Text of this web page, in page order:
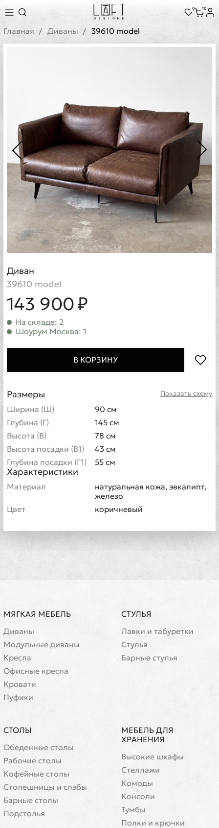
0 10
Главная Диваны 39610 model
Диван
39610 model
143 900 ₽
На складе: 2
Шоурум Москва: 1
В КОРЗИНУ
Показать схему
Размеры
Ширина (Ш)
90 см
Глубина (Г)
145 см
Высота (В)
78 см
Высота посадки (В1)
43 см
Глубина посадки (Г1)
55 см
Характеристики
Материал
натуральная кожа, эвкалипт,
железо
Цвет
коричневый
МЯГКАЯ МЕБЕЛЬ
Диваны
Модульные диваны
Кресла
Офисные кресла
Кровати
Пуфики
СТУЛЬЯ
Лавки и табуретки
Стулья
Барные стулья
СТОЛЫ
Обеденные столы
Рабочие столы
Кофейные столы
Cтолешницы и слэбы
Барные столы
Подстолья
МЕБЕЛЬ ДЛЯ
ХРАНЕНИЯ
Высокие шкафы
Стеллажи
Комоды
Консоли
Тумбы
Полки и крючки